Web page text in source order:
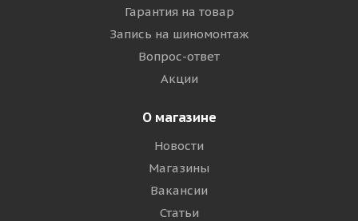
Гарантия на товар
Запись на шиномонтаж
Вопрос-ответ
Акции
О магазине
Новости
Магазины
Вакансии
Статьи